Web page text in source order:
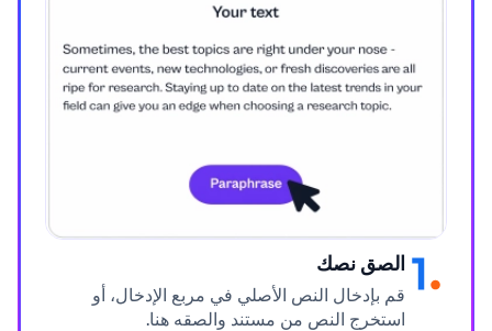
الصق نصك
قم بإدخال النص الأصلي في مربع الإدخال، أو
استخرج النص من مستند والصقه هنا.